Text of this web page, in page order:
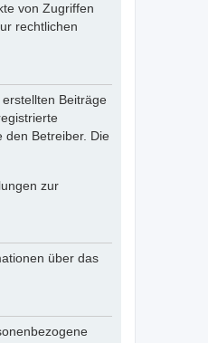
von Zugriffen
rechtlichen
Beiträge
den Betreiber. Die
zur
über das